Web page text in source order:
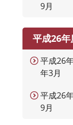
9月
平成26年
平成26
年3月
平成26
9月